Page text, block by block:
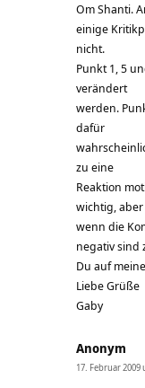
Om Shanti.
einige
nicht.
Punkt 1, 5
verändert
werden.
dafür
zu eine
Reaktion
wichtig,
wenn die
negativ sind
Du auf
Liebe Grüße
Gaby
Anonym
17. Februar 2009